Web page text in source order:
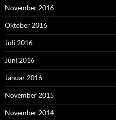
November 2016
Oktober 2016
Juli 2016
Juni 2016
Januar 2016
November 2015
November 2014